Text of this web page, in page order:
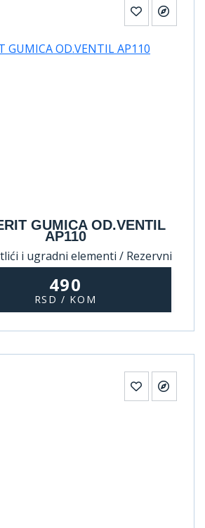
GUMICA OD.VENTIL
AP110
i ugradni elementi / Rezervni
490
RSD / KOM